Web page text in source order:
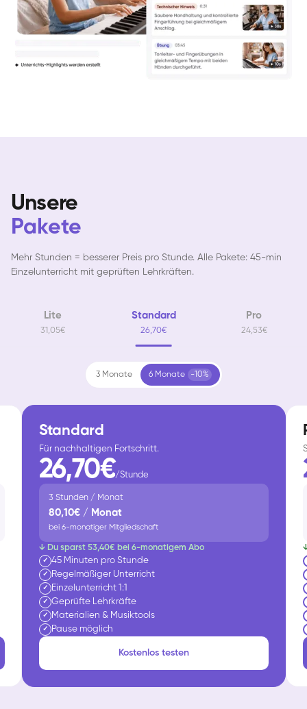
Yuna
Klavier / Piano / Flügel
Camilla
Klavier / Piano / Flügel
Negin
Klavier / Piano / Flügel
Unsere
Pakete
Mehr Stunden = besserer Preis pro Stunde. Alle Pakete: 45-min
Einzelunterricht mit geprüften Lehrkräften.
Lite
31,05€
Standard
26,70€
Pro
24,53€
3 Monate 6 Monate -10%
Standard
Für nachhaltigen Fortschritt.
26,70€/Stunde
3 Stunden / Monat
80,10€ / Monat
bei 6-monatiger Mitgliedschaft
↓ Du sparst 53,40€ bei 6-monatigem Abo
✓ 45 Minuten pro Stunde
✓ Regelmäßiger Unterricht
✓ Einzelunterricht 1:1
✓ Geprüfte Lehrkräfte
✓ Materialien & Musiktools
✓ Pause möglich
Kostenlos testen